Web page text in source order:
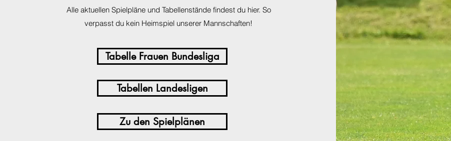
Alle aktuellen Spielpläne und Tabellenstände findest du hier. So
verpasst du kein Heimspiel unserer Mannschaften!
Tabelle Frauen Bundesliga
Tabellen Landesligen
Zu den Spielplänen